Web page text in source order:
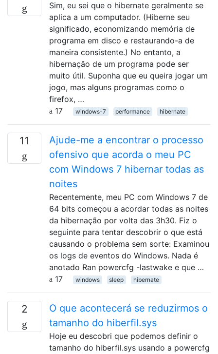
Sim, eu sei que o hibernate geralmente se
aplica a um computador. (Hiberne seu
significado, economizando memória de
programa em disco e restaurando-a de
maneira consistente.) No entanto, a
hibernação de um programa pode ser
muito útil. Suponha que eu queira jogar um
jogo, mas alguns programas como o
firefox, …
17
windows-7 performance hibernate
11
Ajude-me a encontrar o processo
ofensivo que acorda o meu PC
com Windows 7 hibernar todas as
noites
Recentemente, meu PC com Windows 7 de
64 bits começou a acordar todas as noites
da hibernação por volta das 3h30. Fiz o
seguinte para tentar descobrir o que está
causando o problema sem sorte: Examinou
os logs de eventos do Windows. Nada é
anotado Ran powercfg -lastwake e que …
17
windows sleep hibernate
2
O que acontecerá se reduzirmos o
tamanho do hiberfil.sys
Hoje eu descobri que podemos definir o
tamanho do hiberfil.sys usando a powercfg